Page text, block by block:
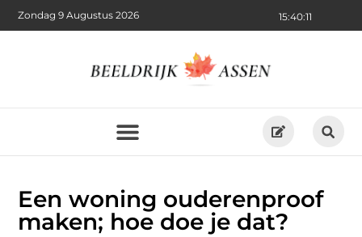
15:40:12
Zondag 9 Augustus 2026
Een woning ouderenproof
maken; hoe doe je dat?